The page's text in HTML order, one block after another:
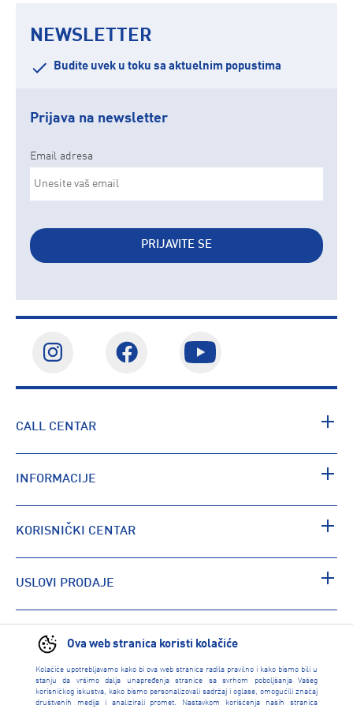
Ova web stranica koristi kolačiće
Kolačiće upotrebljavamo kako bi ova web stranica radila pravilno i kako bismo bili u
stanju da vršimo dalja unapređenja stranice sa svrhom poboljšanja Vašeg
korisničkog iskustva, kako bismo personalizovali sadržaj i oglase, omogućili značaj
društvenih medija i analizirali promet. Nastavkom korišćenja naših stranica
NEWSLETTER
Budite uvek u toku sa aktuelnim popustima
Prijava na newsletter
Email adresa
PRIJAVITE SE
CALL CENTAR
INFORMACIJE
KORISNIČKI CENTAR
USLOVI PRODAJE
PRONAĐI RADNJU